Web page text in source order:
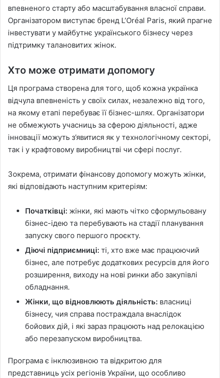
впевненого старту або масштабування власної справи.
Організатором виступає бренд L’Oréal Paris, який прагне
інвестувати у майбутнє українського бізнесу через
підтримку талановитих жінок.
Хто може отримати допомогу
Ця програма створена для того, щоб кожна українка
відчула впевненість у своїх силах, незалежно від того,
на якому етапі перебуває її бізнес-шлях. Організатори
не обмежують учасниць за сферою діяльності, адже
інновації можуть з’явитися як у технологічному секторі,
так і у крафтовому виробництві чи сфері послуг.
Зокрема, отримати фінансову допомогу можуть жінки,
які відповідають наступним критеріям:
Початківці: жінки, які мають чітко сформульовану
бізнес-ідею та перебувають на стадії планування
запуску свого першого проєкту.
Діючі підприємниці: ті, хто вже має працюючий
бізнес, але потребує додаткових ресурсів для його
розширення, виходу на нові ринки або закупівлі
обладнання.
Жінки, що відновлюють діяльність: власниці
бізнесу, чия справа постраждала внаслідок
бойових дій, і які зараз працюють над релокацією
або перезапуском виробництва.
Програма є інклюзивною та відкритою для
представниць усіх регіонів України, що особливо